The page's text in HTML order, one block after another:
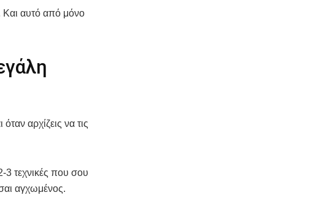
Και αυτό από μόνο
αρχίζεις να τις
3 τεχνικές που σου
αγχωμένος.